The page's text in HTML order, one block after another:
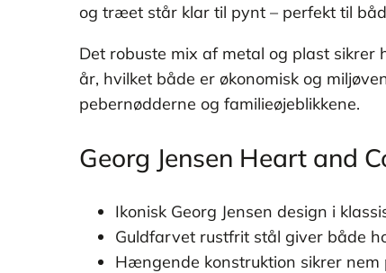
og træet står klar til pynt – perfekt til
Det robuste mix af metal og plast
år, hvilket både er økonomisk og
pebernødderne og familieøjeblikkene.
Georg Jensen Heart and
Ikonisk Georg Jensen design i
Guldfarvet rustfrit stål giver både
Hængende konstruktion sikrer